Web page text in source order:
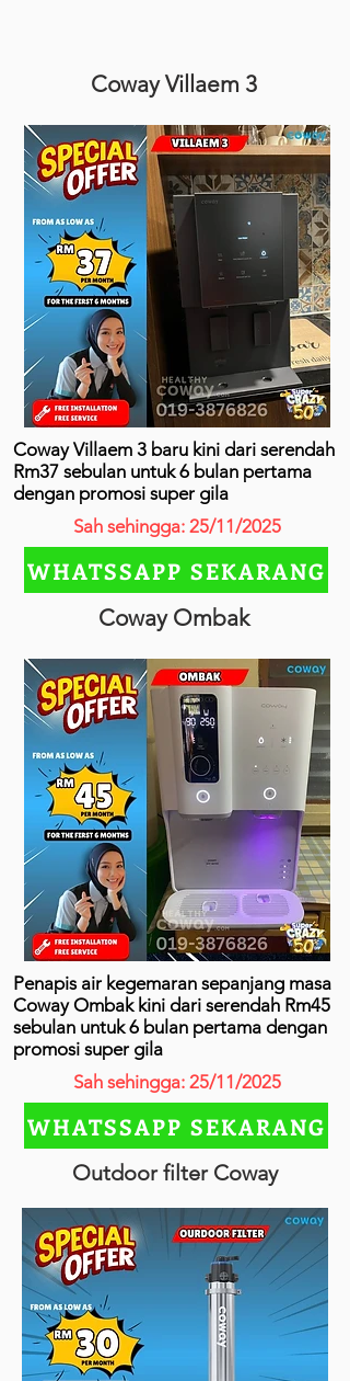
Coway Villaem 3
Coway Villaem 3 baru kini dari serendah
Rm37 sebulan untuk 6 bulan pertama
dengan promosi super gila
Sah sehingga: 25/11/2025
WHATSSAPP SEKARANG
Coway Ombak
Penapis air kegemaran sepanjang masa
Coway Ombak kini dari serendah Rm45
sebulan untuk 6 bulan pertama dengan
promosi super gila
Sah sehingga: 25/11/2025
WHATSSAPP SEKARANG
Outdoor filter Coway